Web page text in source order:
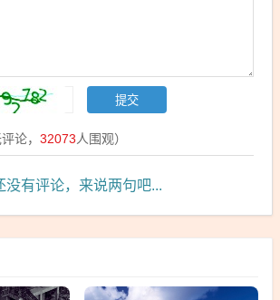
论， 32073人围观）
没有评论，来说两句吧...